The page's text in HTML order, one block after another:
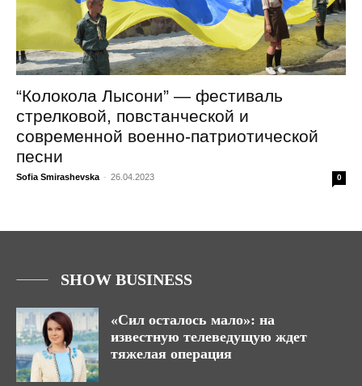
“Колокола Лысони” — фестиваль
стрелковой, повстанческой и
современной военно-патриотической
песни
Sofia Smirashevska - 26.04.2023 0
SHOW BUSINESS
«Сил осталось мало»: на
известную телеведущую ждет
тяжелая операция